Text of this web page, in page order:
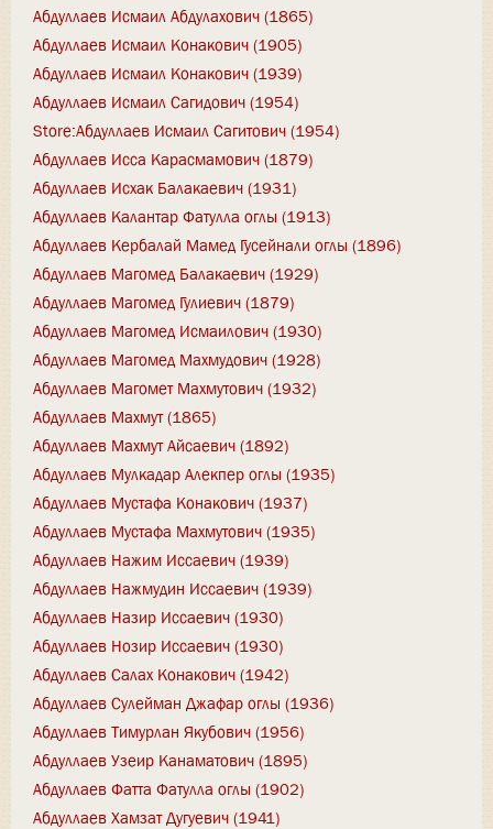
Абдуллаев Исмаил Абдулахович (1865)
Абдуллаев Исмаил Конакович (1905)
Абдуллаев Исмаил Конакович (1939)
Абдуллаев Исмаил Сагидович (1954)
Store:Абдуллаев Исмаил Сагитович (1954)
Абдуллаев Исса Карасмамович (1879)
Абдуллаев Исхак Балакаевич (1931)
Абдуллаев Калантар Фатулла оглы (1913)
Абдуллаев Кербалай Мамед Гусейнали оглы (1896)
Абдуллаев Магомед Балакаевич (1929)
Абдуллаев Магомед Гулиевич (1879)
Абдуллаев Магомед Исмаилович (1930)
Абдуллаев Магомед Махмудович (1928)
Абдуллаев Магомет Махмутович (1932)
Абдуллаев Махмут (1865)
Абдуллаев Махмут Айсаевич (1892)
Абдуллаев Мулкадар Алекпер оглы (1935)
Абдуллаев Мустафа Конакович (1937)
Абдуллаев Мустафа Махмутович (1935)
Абдуллаев Нажим Иссаевич (1939)
Абдуллаев Нажмудин Иссаевич (1939)
Абдуллаев Назир Иссаевич (1930)
Абдуллаев Нозир Иссаевич (1930)
Абдуллаев Салах Конакович (1942)
Абдуллаев Сулейман Джафар оглы (1936)
Абдуллаев Тимурлан Якубович (1956)
Абдуллаев Узеир Канаматович (1895)
Абдуллаев Фатта Фатулла оглы (1902)
Абдуллаев Хамзат Дугуевич (1941)